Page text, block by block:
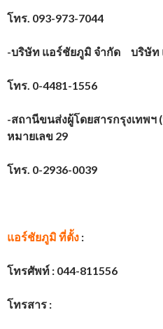
โทร. 093-973-7044
-บริษัท แอร์ชัยภูมิ จำกัด บริษัท
โทร. 0-4481-1556
-สถานีขนส่งผู้โดยสารกรุงเทพฯ
หมายเลข 29
โทร. 0-2936-0039
แอร์ชัยภูมิที่ตั้ง :
โทรศัพท์ : 044-811556
โทรสาร :